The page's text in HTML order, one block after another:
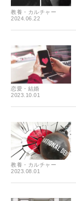
教養・カルチャー
2024.06.22
恋愛・結婚
2023.10.01
教養・カルチャー
2023.08.01